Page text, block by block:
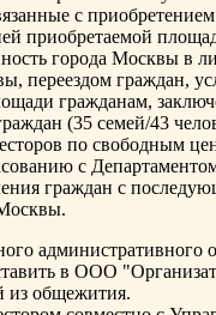
с
приобретаемой
города Москвы в
переездом граждан,
гражданам,
(35 семей/43
по свободным
с
граждан с
административного
в ООО
из общежития.